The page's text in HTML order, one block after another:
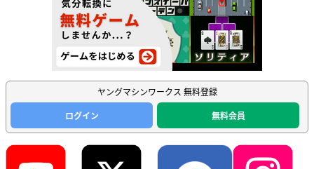
ヤングマシンワークス 無料登録
ログイン
無料会員